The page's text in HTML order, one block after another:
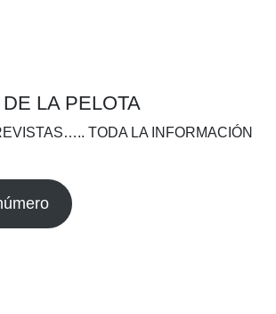
LA PELOTA
TODA LA INFORMACIÓN